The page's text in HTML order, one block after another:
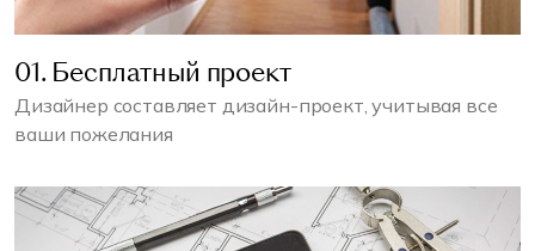
01. Бесплатный проект
Дизайнер составляет дизайн-проект, учитывая все
ваши пожелания